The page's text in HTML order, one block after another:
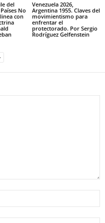
del
No
con
Venezuela 2026,
Argentina 1955. Claves del
movimientismo para
enfrentar el
protectorado. Por Sergio
Rodríguez Gelfenstein